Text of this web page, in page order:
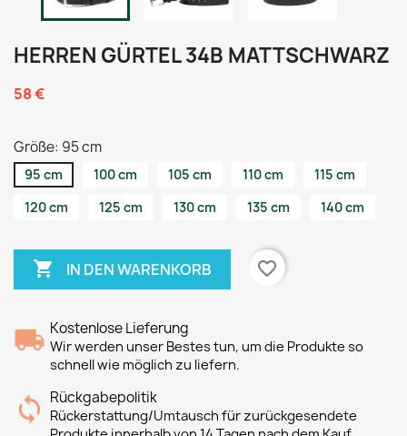
HERREN GÜRTEL 34B MATTSCHWARZ
58 €
Größe: 95 cm
95 cm 100 cm 105 cm 110 cm
115 cm
120 cm
125 cm 130 cm 135 cm 140 cm
 IN DEN WARENKORB favorite_border
Kostenlose Lieferung
Wir werden unser Bestes tun, um die Produkte so
schnell wie möglich zu liefern.
Rückgabepolitik
Rückerstattung/Umtausch für zurückgesendete